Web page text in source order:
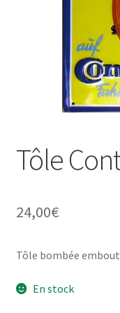
Une histoire de
Tôle
24,00€
Tôle bombée
En stock